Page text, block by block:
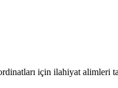
için ilahiyat alimleri